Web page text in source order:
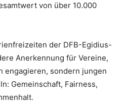
von über 10.000
der DFB-Egidius-
Anerkennung für Vereine,
engagieren, sondern jungen
Gemeinschaft, Fairness,